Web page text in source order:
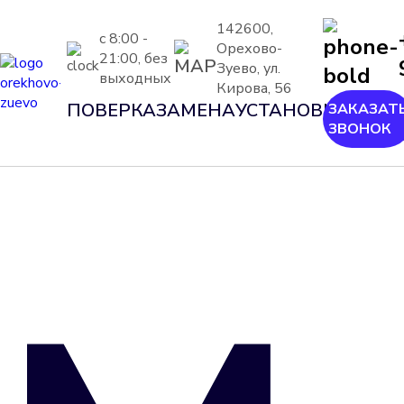
с 8:00 -
21:00, без
выходных
142600,
Орехово-
Зуево, ул.
Кирова, 56
ПОВЕРКАЗАМЕНАУСТАНОВКАШЕФ-
ЗВОНОК